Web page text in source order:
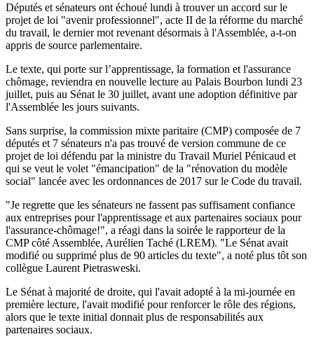
Députés et sénateurs ont échoué lundi à trouver un accord sur le
projet de loi "avenir professionnel", acte II de la réforme du marché
du travail, le dernier mot revenant désormais à l'Assemblée, a-t-on
appris de source parlementaire.
Le texte, qui porte sur l’apprentissage, la formation et l'assurance
chômage, reviendra en nouvelle lecture au Palais Bourbon lundi 23
juillet, puis au Sénat le 30 juillet, avant une adoption définitive par
l'Assemblée les jours suivants.
Sans surprise, la commission mixte paritaire (CMP) composée de 7
députés et 7 sénateurs n'a pas trouvé de version commune de ce
projet de loi défendu par la ministre du Travail Muriel Pénicaud et
qui se veut le volet "émancipation" de la "rénovation du modèle
social" lancée avec les ordonnances de 2017 sur le Code du travail.
"Je regrette que les sénateurs ne fassent pas suffisament confiance
aux entreprises pour l'apprentissage et aux partenaires sociaux pour
l'assurance-chômage!", a réagi dans la soirée le rapporteur de la
CMP côté Assemblée, Aurélien Taché (LREM). "Le Sénat avait
modifié ou supprimé plus de 90 articles du texte", a noté plus tôt son
collègue Laurent Pietrasweski.
Le Sénat à majorité de droite, qui l'avait adopté à la mi-journée en
première lecture, l'avait modifié pour renforcer le rôle des régions,
alors que le texte initial donnait plus de responsabilités aux
partenaires sociaux.